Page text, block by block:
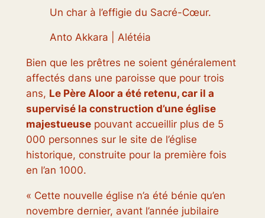
Un char à l’effigie du Sacré-Cœur.
Anto Akkara | Alétéia
Bien que les prêtres ne soient généralement
affectés dans une paroisse que pour trois
ans, Le Père Aloor a été retenu, car il a
supervisé la construction d’une église
majestueusepouvant accueillir plus de 5
000 personnes sur le site de l’église
historique, construite pour la première fois
en l’an 1000.
« Cette nouvelle église n’a été bénie qu’en
novembre dernier, avant l’année jubilaire